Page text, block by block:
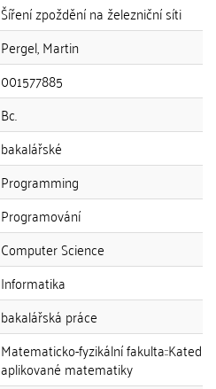
Šíření zpoždění na železniční síti
Pergel, Martin
001577885
Bc.
bakalářské
Programming
Programování
Computer Science
Informatika
bakalářská práce
Matematicko-fyzikální fakulta::Katedra
aplikované matematiky